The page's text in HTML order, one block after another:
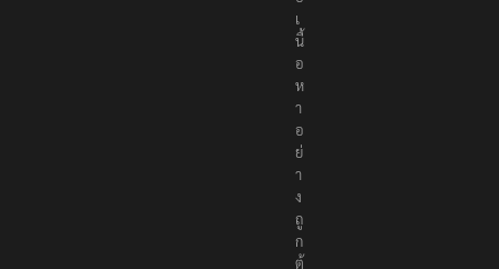
น
อ
เ
นื้
อ
ห
า
อ
ย่
า
ง